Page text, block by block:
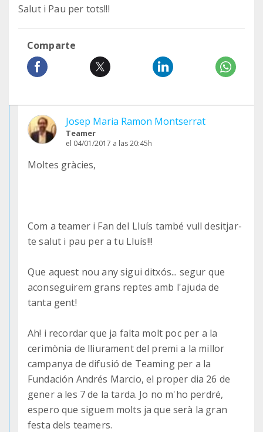
Salut i Pau per tots!!!
Comparte
Josep Maria Ramon Montserrat
Teamer
el 04/01/2017 a las 20:45h
Moltes gràcies,
Com a teamer i Fan del Lluís també vull desitjar-
te salut i pau per a tu Lluís!!!
Que aquest nou any sigui ditxós... segur que
aconseguirem grans reptes amb l'ajuda de
tanta gent!
Ah! i recordar que ja falta molt poc per a la
cerimònia de lliurament del premi a la millor
campanya de difusió de Teaming per a la
Fundación Andrés Marcio, el proper dia 26 de
gener a les 7 de la tarda. Jo no m'ho perdré,
espero que siguem molts ja que serà la gran
festa dels teamers.